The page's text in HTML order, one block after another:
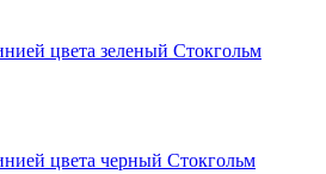
цвета зеленый Стокгольм
цвета черный Стокгольм